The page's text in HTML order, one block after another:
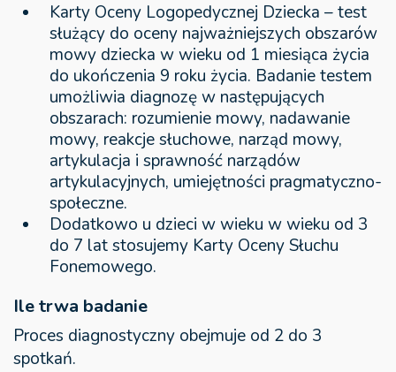
Karty Oceny Logopedycznej Dziecka – test
służący do oceny najważniejszych obszarów
mowy dziecka w wieku od 1 miesiąca życia
do ukończenia 9 roku życia. Badanie testem
umożliwia diagnozę w następujących
obszarach: rozumienie mowy, nadawanie
mowy, reakcje słuchowe, narząd mowy,
artykulacja i sprawność narządów
artykulacyjnych, umiejętności pragmatyczno-
społeczne.
Dodatkowo u dzieci w wieku w wieku od 3
do 7 lat stosujemy Karty Oceny Słuchu
Fonemowego.
Ile trwa badanie
Proces diagnostyczny obejmuje od 2 do 3
spotkań.